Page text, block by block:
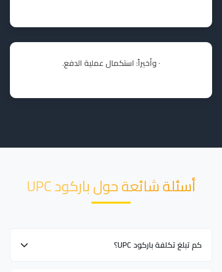
· وأخيراً: استكمال عملية الدفع.
أسئلة شائعة حول باركود UPC
كم تبلغ تكلفة باركود UPC؟